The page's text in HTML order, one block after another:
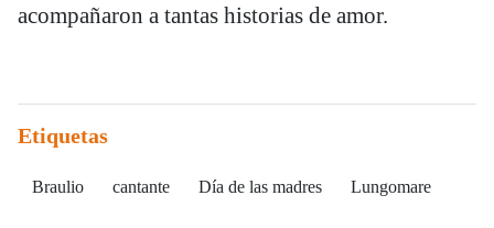
acompañaron a tantas historias de amor.
Etiquetas
Braulio cantante Día de las madres Lungomare